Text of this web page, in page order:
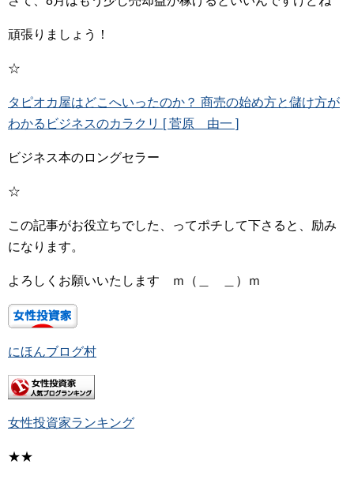
頑張りましょう！
☆
タピオカ屋はどこへいったのか？ 商売の始め方と儲け方が
わかるビジネスのカラクリ [ 菅原 由一 ]
ビジネス本のロングセラー
☆
この記事がお役立ちでした、ってポチして下さると、励み
になります。
よろしくお願いいたします ｍ（＿ ＿）ｍ
にほんブログ村
女性投資家ランキング
★★